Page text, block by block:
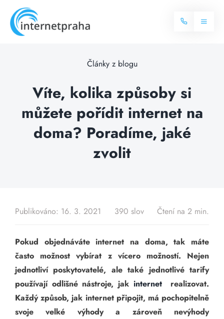
content
Toggle
Internet
Balíčky internetu
Více o internetu
Často hledané dotazy
Televize
Dostupnost
Kontakt
Články z blogu
Víte, kolika způsoby si
můžete pořídit internet na
doma? Poradíme, jaké
zvolit
Publikováno: 16. 3. 2021 390 slov Čtení na 2 min.
Pokud objednáváte internet na doma, tak máte
často možnost vybírat z vícero možností. Nejen
jednotliví poskytovatelé, ale také jednotlivé tarify
používají odlišné nástroje, jak internet
realizovat.
Každý způsob, jak internet připojit, má pochopitelně
svoje velké výhody a zároveň nevýhody